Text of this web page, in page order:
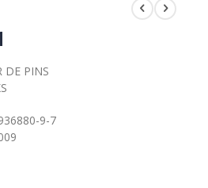
DE PINS
9-7